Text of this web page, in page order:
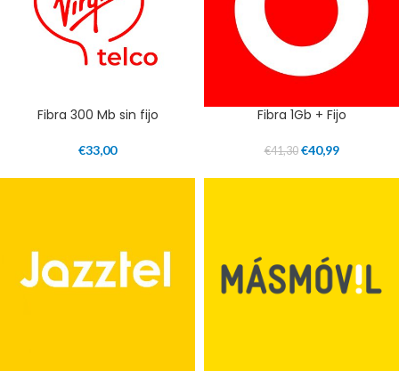
Fibra 300 Mb sin fijo
€33,00
Fibra 1Gb + Fijo
€41,30 €40,99